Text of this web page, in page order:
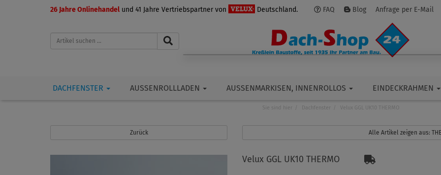
26 Jahre Onlinehandel und 41 Jahre Vertriebspartner von Deutschland. FAQ Blog Anfrage per E-Mail
DACHFENSTER AUSSENROLLLADEN AUSSENMARKISEN, INNENROLLOS EINDECKRAHMEN
Sie sind hier Dachfenster Velux GGL UK10 THERMO
Zurück Alle Artikel zeigen aus:
Velux GGL UK10 THERMO